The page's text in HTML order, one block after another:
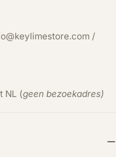
/
NL (geen bezoekadres)